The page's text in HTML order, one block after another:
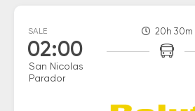
SALE
02:00
San Nicolas
Parador
20h 30m